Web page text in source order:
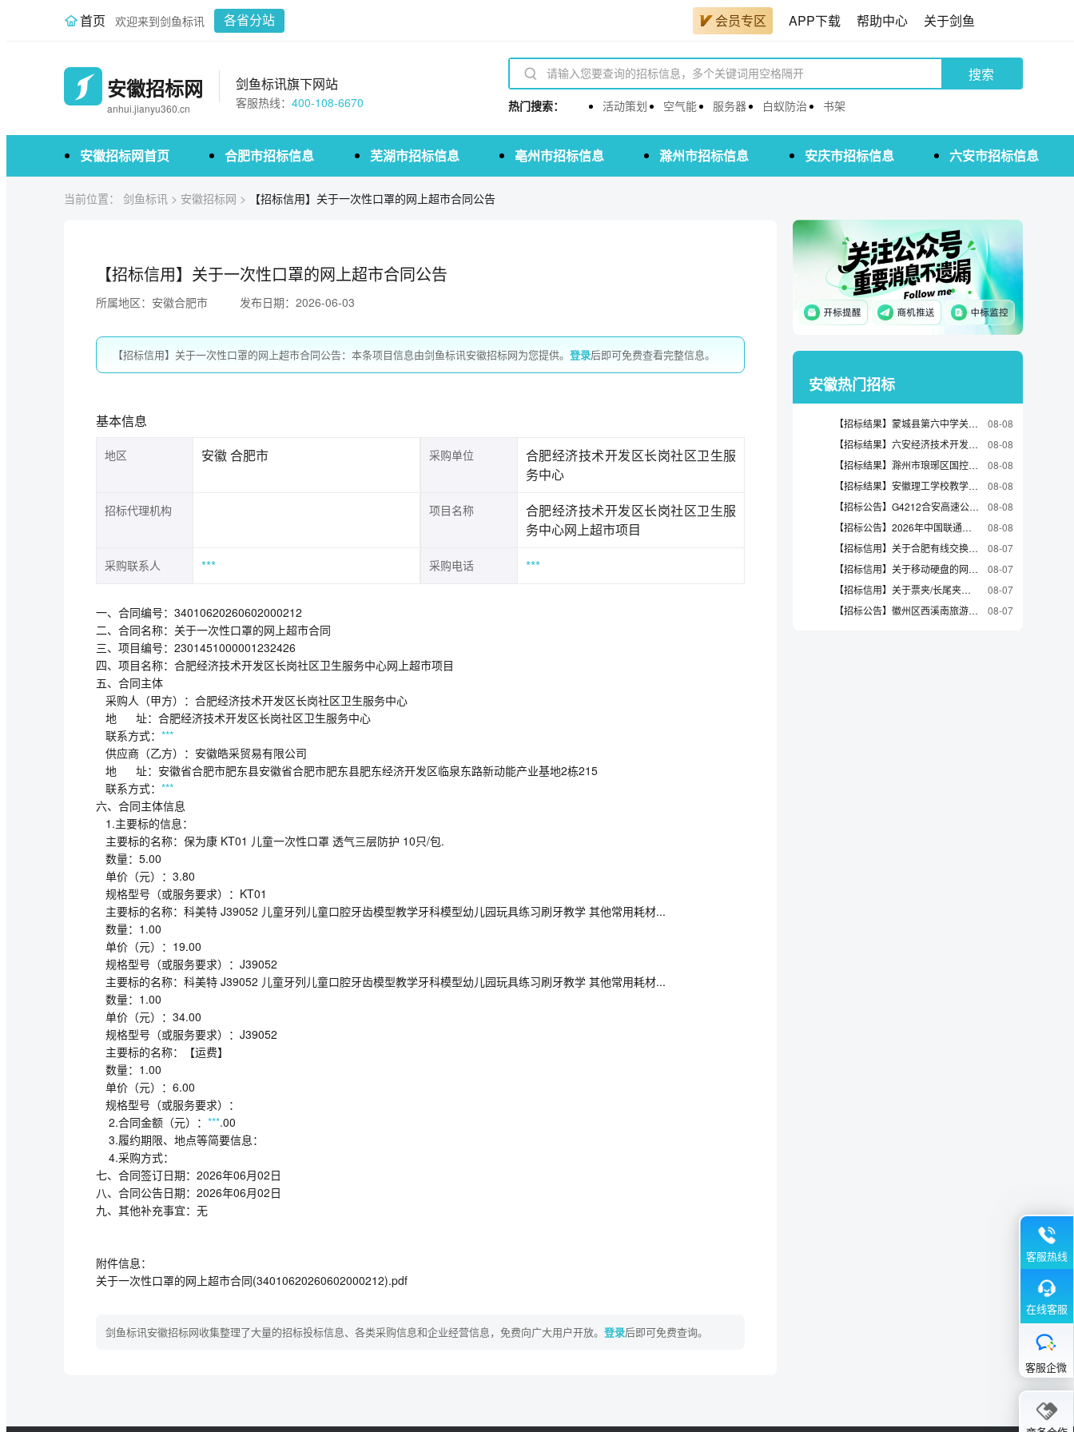
首页 欢迎来到剑鱼标讯 各省分站 会员专区 APP下载 帮助中心 关于剑鱼
安徽招标网
anhui.jianyu360.cn
剑鱼标讯旗下网站
客服热线： 400-108-6670
搜索
热门搜索： 活动策划 空气能 服务器 白蚁防治 书架
安徽招标网首页 合肥市招标信息 芜湖市招标信息 亳州市招标信息 滁州市招标信息 安庆市招标信息 六安市招标信息
当前位置： 剑鱼标讯 > 安徽招标网 > 【招标信用】关于一次性口罩的网上超市合同公告
【招标信用】关于一次性口罩的网上超市合同公告
所属地区：安徽合肥市 发布日期：2026-06-03
【招标信用】关于一次性口罩的网上超市合同公告：本条项目信息由剑鱼标讯安徽招标网为您提供。 登录后即可免费查看完整信息。
基本信息
地区 安徽 合肥市 采购单位
合肥经济技术开发区长岗社区卫生服
务中心
招标代理机构 项目名称
合肥经济技术开发区长岗社区卫生服
务中心网上超市项目
采购联系人 *** 采购电话 ***
一、合同编号：34010620260602000212
二、合同名称：关于一次性口罩的网上超市合同
三、项目编号：2301451000001232426
四、项目名称：合肥经济技术开发区长岗社区卫生服务中心网上超市项目
五、合同主体
采购人（甲方）：合肥经济技术开发区长岗社区卫生服务中心
地 址：合肥经济技术开发区长岗社区卫生服务中心
联系方式： ***
供应商（乙方）：安徽皓采贸易有限公司
地 址：安徽省合肥市肥东县安徽省合肥市肥东县肥东经济开发区临泉东路新动能产业基地2栋215
联系方式： ***
六、合同主体信息
1.主要标的信息：
主要标的名称：保为康 KT01 儿童一次性口罩 透气三层防护 10只/包.
数量：5.00
单价（元）：3.80
规格型号（或服务要求）：KT01
主要标的名称：科美特 J39052 儿童牙列儿童口腔牙齿模型教学牙科模型幼儿园玩具练习刷牙教学 其他常用耗材...
数量：1.00
单价（元）：19.00
规格型号（或服务要求）：J39052
主要标的名称：科美特 J39052 儿童牙列儿童口腔牙齿模型教学牙科模型幼儿园玩具练习刷牙教学 其他常用耗材...
数量：1.00
单价（元）：34.00
规格型号（或服务要求）：J39052
主要标的名称：【运费】
数量：1.00
单价（元）：6.00
规格型号（或服务要求）：
2.合同金额（元）： ***.00
3.履约期限、地点等简要信息：
4.采购方式：
七、合同签订日期：2026年06月02日
八、合同公告日期：2026年06月02日
九、其他补充事宜：无
附件信息：
关于一次性口罩的网上超市合同(34010620260602000212).pdf
剑鱼标讯安徽招标网收集整理了大量的招标投标信息、各类采购信息和企业经营信息，免费向广大用户开放。 登录后即可免费查询。
安徽热门招标
【招标结果】蒙城县第六中学关于办公桌的网上超市采购项目成交公告
08-08
【招标结果】六安经济技术开发区消防救援大队关于收纳箱/盒/袋的网上超市采购项目成交公告
08-08
【招标结果】滁州市琅琊区国控发展集团有限公司关于电脑桌的网上超市采购项目成交公告
08-08
【招标结果】安徽理工学校教学资源库项目（二期）成交结果公告
08-08
【招标公告】G4212合安高速公路桐城南枢纽至凉亭枢纽段改扩建工程加油工艺专业分包(二次)询比采购采购公告
08-08
【招标公告】2026年中国联通六安市分公司政务系统软件平台驻点运维项目（第二次）询比采购公告
08-08
【招标信用】关于合肥有线交换机采购合同公告
08-07
【招标信用】关于移动硬盘的网上超市合同公告
08-07
【招标信用】关于票夹/长尾夹的网上超市合同公告
08-07
【招标公告】徽州区西溪南旅游综合能力提升工程中街文化创意区提升工程—(西溪南古村落数字创客社区)EPCO项目公开招标公告
08-07
客服热线
在线客服
客服企微